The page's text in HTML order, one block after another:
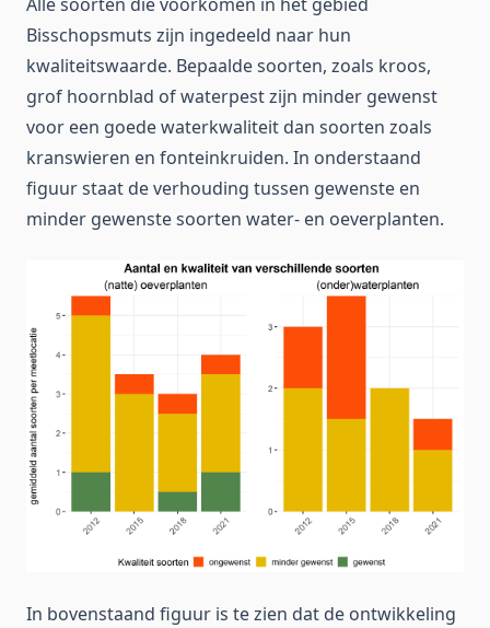
Bisschopsmuts zijn ingedeeld naar hun
kwaliteitswaarde. Bepaalde soorten, zoals kroos,
grof hoornblad of waterpest zijn minder gewenst
voor een goede waterkwaliteit dan soorten zoals
kranswieren en fonteinkruiden. In onderstaand
figuur staat de verhouding tussen gewenste en
minder gewenste soorten water- en oeverplanten.
In bovenstaand figuur is te zien dat de ontwikkeling